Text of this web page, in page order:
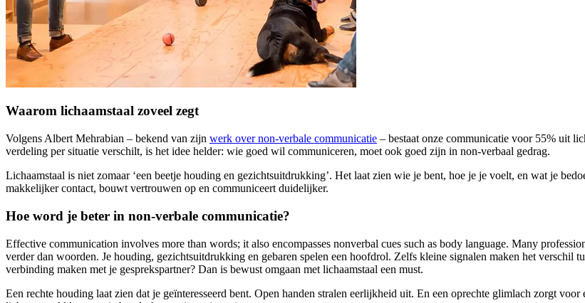
Waarom lichaamstaal zoveel zegt
Volgens Albert Mehrabian – bekend van zijn werk over non-verbale communicatie – bestaat onze communicatie voor 55% uit
verdeling per situatie verschilt, is het idee helder: wie goed wil communiceren, moet ook goed zijn in non-verbaal gedrag.
Lichaamstaal is niet zomaar ‘een beetje houding en gezichtsuitdrukking’. Het laat zien wie je bent, hoe je je voelt, en wat je
makkelijker contact, bouwt vertrouwen op en communiceert duidelijker.
Hoe word je beter in non-verbale communicatie?
Effective communication involves more than words; it also encompasses nonverbal cues such as body language. Many
verder dan woorden. Je houding, gezichtsuitdrukking en gebaren spelen een hoofdrol. Zelfs kleine signalen maken het verschil
verbinding maken met je gesprekspartner? Dan is bewust omgaan met lichaamstaal een must.
Een rechte houding laat zien dat je geïnteresseerd bent. Open handen stralen eerlijkheid uit. En een oprechte glimlach zorgt